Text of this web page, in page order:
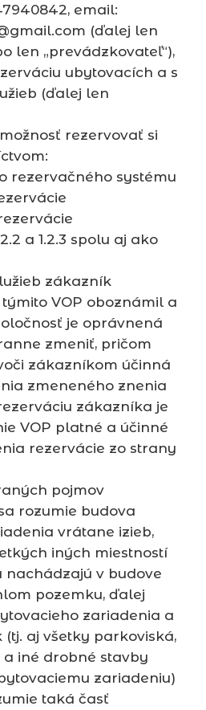
email:
(ďalej len
len „prevádzkovateľ“),
ubytovacích a s
(ďalej len
rezervovať si
rezervačného systému
a 1.2.3 spolu aj ako
zákazník
VOP oboznámil a
je oprávnená
zmeniť, pričom
zákazníkom účinná
zmeneného znenia
zákazníka je
VOP platné a účinné
rezervácie zo strany
pojmov
rozumie budova
vrátane izieb,
iných miestností
nachádzajú v budove
pozemku, ďalej
zariadenia a
aj všetky parkoviská,
iné drobné stavby
zariadeniu)
taká časť